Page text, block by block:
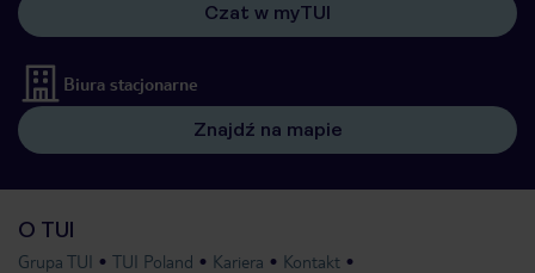
Czat w myTUI
Biura stacjonarne
Znajdź na mapie
O TUI
Grupa TUI TUI Poland Kariera
Kontakt